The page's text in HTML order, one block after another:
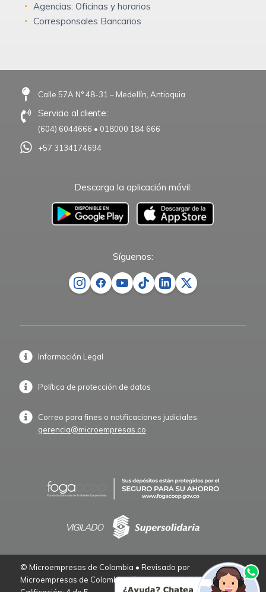
Agencias: Oficinas y horarios
Corresponsales Bancarios
Calle 57A N° 48-31 – Medellín, Antioquia
Servicio al cliente:
(604) 6044666 • 018000 184 666
+57 3134174694
Descarga la aplicación móvil:
–
Síguenos:
Información Legal
Política de protección de datos
Correo para fines o notificaciones judiciales:
gerencia@microempresas.co
© Microempresas de Colombia • Revisado por
Microempresas de Colombia – Empresarios de Verdad.